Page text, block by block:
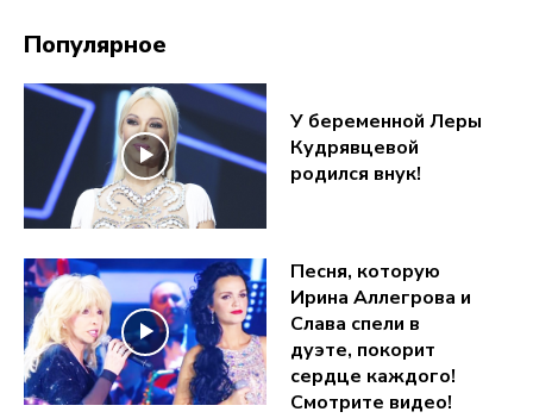
Популярное
У беременной Леры
Кудрявцевой
родился внук!
Песня, которую
Ирина Аллегрова и
Слава спели в
дуэте, покорит
сердце каждого!
Смотрите видео!